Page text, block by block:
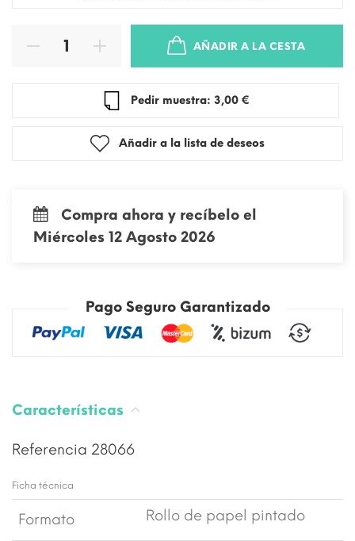
AÑADIR A LA CESTA
Pedir muestra: 3,00 €
Añadir a la lista de deseos
Compra ahora y recíbelo el
Miércoles 12 Agosto 2026
Pago Seguro Garantizado
Características
Referencia 28066
Ficha técnica
Formato Rollo de papel pintado